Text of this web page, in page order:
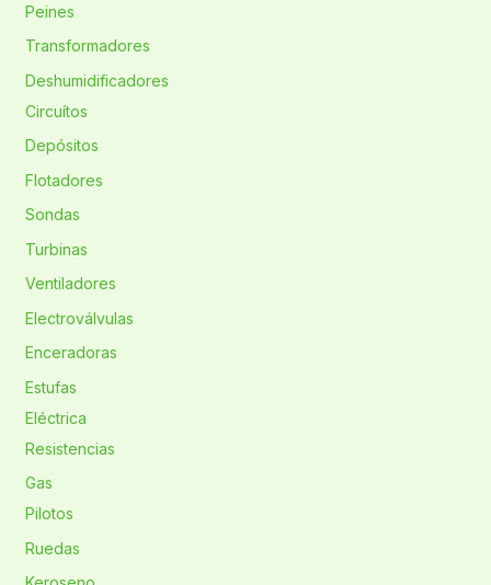
Peines
Transformadores
Deshumidificadores
Circuítos
Depósitos
Flotadores
Sondas
Turbinas
Ventiladores
Electroválvulas
Enceradoras
Estufas
Eléctrica
Resistencias
Gas
Pilotos
Ruedas